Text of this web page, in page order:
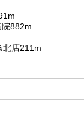
院882m
北店211m